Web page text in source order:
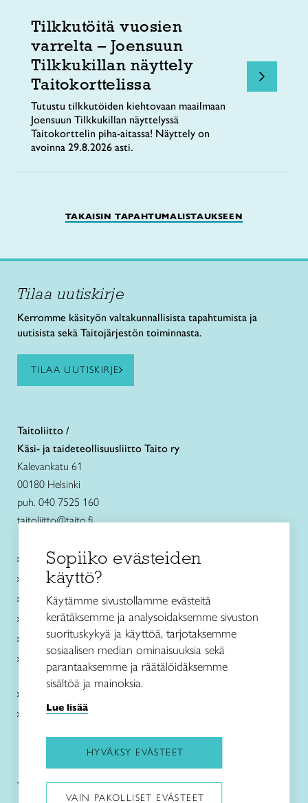
Tilkkutöitä vuosien
varrelta – Joensuun
Tilkkukillan näyttely
Taitokorttelissa
Tutustu tilkkutöiden kiehtovaan maailmaan
Joensuun Tilkkukillan näyttelyssä
Taitokorttelin piha-aitassa! Näyttely on
avoinna 29.8.2026 asti.
TAKAISIN TAPAHTUMALISTAUKSEEN
Tilaa uutiskirje
Kerromme käsityön valtakunnallisista tapahtumista ja
uutisista sekä Taitojärjestön toiminnasta.
TILAA UUTISKIRJE
Taitoliitto /
Käsi- ja taideteollisuusliitto Taito ry
Kalevankatu 61
00180 Helsinki
puh. 040 7525 160
taitoliitto@taito.fi
Käsityökurssit ja koulutus
Ajankohtaista
Käsityöohjeet
Me olemme Taito
Paikallinen toiminta
Verkkokaupat
Kirjaudu Arviin
Kirjaudu Taitocampukseen
Taitoliitto: Taito-lehti:
Sopiiko evästeiden
käyttö?
Käytämme sivustollamme evästeitä
kerätäksemme ja analysoidaksemme sivuston
suorituskykyä ja käyttöä, tarjotaksemme
sosiaalisen median ominaisuuksia sekä
parantaaksemme ja räätälöidäksemme
sisältöä ja mainoksia.
Lue lisää
HYVÄKSY EVÄSTEET
VAIN PAKOLLISET EVÄSTEET